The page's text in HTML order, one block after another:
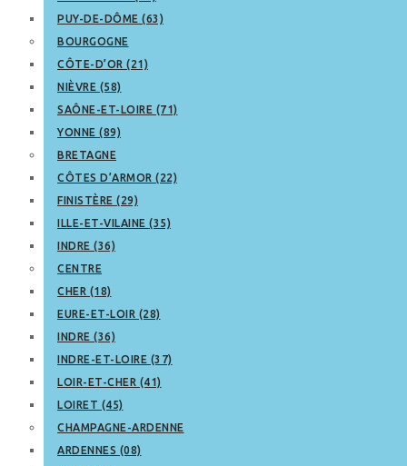
PUY-DE-DÔME (63)
BOURGOGNE
CÔTE-D’OR (21)
NIÈVRE (58)
SAÔNE-ET-LOIRE (71)
YONNE (89)
BRETAGNE
CÔTES D’ARMOR (22)
FINISTÈRE (29)
ILLE-ET-VILAINE (35)
INDRE (36)
CENTRE
CHER (18)
EURE-ET-LOIR (28)
INDRE (36)
INDRE-ET-LOIRE (37)
LOIR-ET-CHER (41)
LOIRET (45)
CHAMPAGNE-ARDENNE
ARDENNES (08)